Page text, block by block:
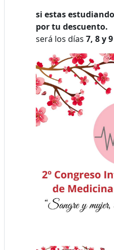
si estas
por tu descuento.
será los días 7, 8 y